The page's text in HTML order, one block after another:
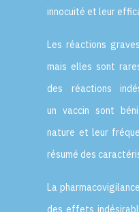
innocuité et leur
Les réactions
mais elles sont
des réactions
un vaccin sont
nature et leur
résumé des
La
des effets